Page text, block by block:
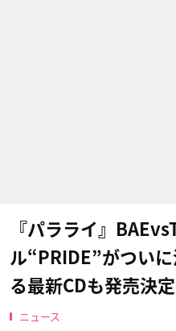
『パラライ』
ル“PRIDE”がつい
る最新CDも発売決定
ニュース